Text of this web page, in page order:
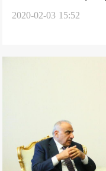
2020-02-03 15:52